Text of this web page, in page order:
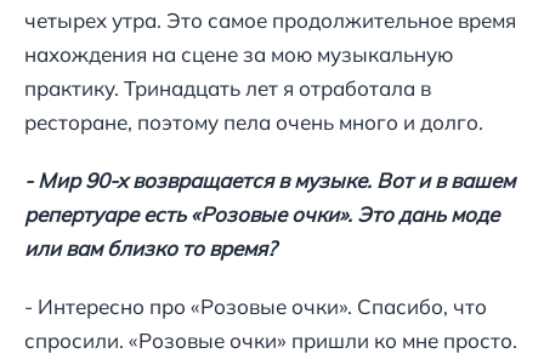
четырех утра. Это самое продолжительное время
нахождения на сцене за мою музыкальную
практику. Тринадцать лет я отработала в
ресторане, поэтому пела очень много и долго.
- Мир 90-х возвращается в музыке. Вот и в вашем
репертуаре есть «Розовые очки». Это дань моде
или вам близко то время?
- Интересно про «Розовые очки». Спасибо, что
спросили. «Розовые очки» пришли ко мне просто.